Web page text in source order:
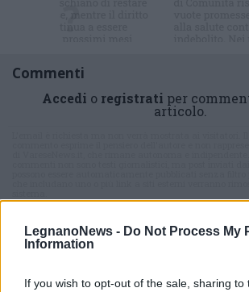
LegnanoNews - Do Not Process My
Information
If you wish to opt-out of the sale, sharing to
Commenti
Accedi o registrati per
articolo.